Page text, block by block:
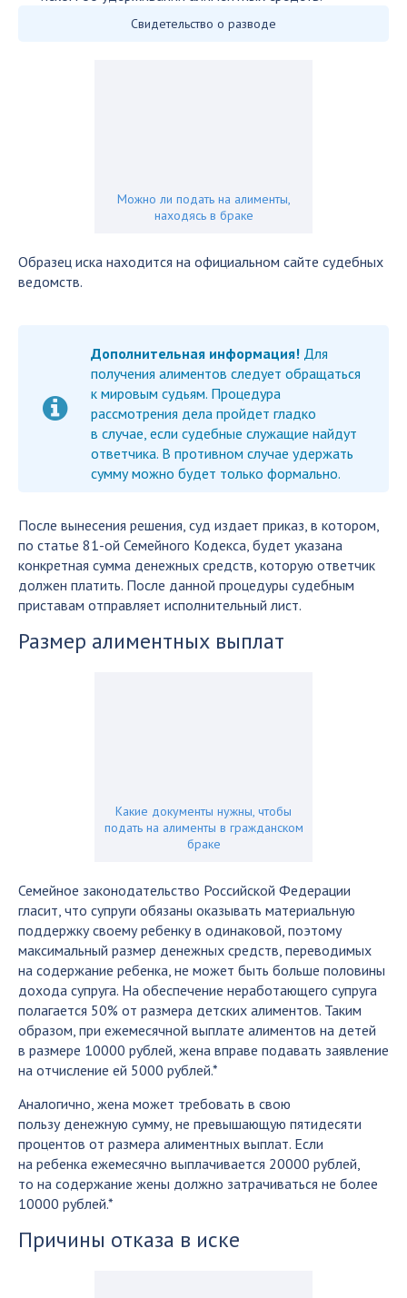
Свидетельство о разводе
Можно ли подать на алименты,
находясь в браке
Образец иска находится на официальном сайте судебных
ведомств.
Дополнительная информация! Для
получения алиментов следует обращаться
к мировым судьям. Процедура
рассмотрения дела пройдет гладко
в случае, если судебные служащие найдут
ответчика. В противном случае удержать
сумму можно будет только формально.
После вынесения решения, суд издает приказ, в котором,
по статье 81-ой Семейного Кодекса, будет указана
конкретная сумма денежных средств, которую ответчик
должен платить. После данной процедуры судебным
приставам отправляет исполнительный лист.
Размер алиментных выплат
Какие документы нужны, чтобы
подать на алименты в гражданском
браке
Семейное законодательство Российской Федерации
гласит, что супруги обязаны оказывать материальную
поддержку своему ребенку в одинаковой, поэтому
максимальный размер денежных средств, переводимых
на содержание ребенка, не может быть больше половины
дохода супруга. На обеспечение неработающего супруга
полагается 50% от размера детских алиментов. Таким
образом, при ежемесячной выплате алиментов на детей
в размере 10000 рублей, жена вправе подавать заявление
на отчисление ей 5000 рублей.*
Аналогично, жена может требовать в свою
пользу денежную сумму, не превышающую пятидесяти
процентов от размера алиментных выплат. Если
на ребенка ежемесячно выплачивается 20000 рублей,
то на содержание жены должно затрачиваться не более
10000 рублей.*
Причины отказа в иске